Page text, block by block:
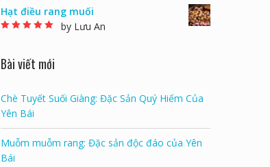
Hạt điều rang muối
by Lưu An
Bài viết mới
Chè Tuyết Suối Giàng: Đặc Sản Quý Hiếm Của
Yên Bái
Muỗm muỗm rang: Đặc sản độc đáo của Yên
Bái